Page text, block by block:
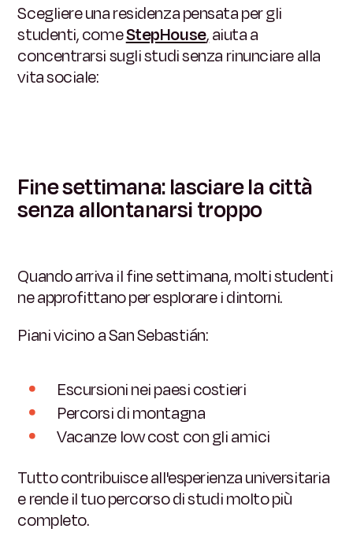
Scegliere una residenza pensata per gli
studenti, comeStepHouse,aiuta a
concentrarsi sugli studi senza rinunciare alla
vita sociale:
Fine settimana: lasciare la città
senza allontanarsi troppo
Quando arriva il fine settimana, molti studenti
ne approfittano per esplorare i dintorni.
Piani vicino a San Sebastián:
Escursioni nei paesi costieri
Percorsi di montagna
Vacanze low cost con gli amici
Tutto contribuisce all'esperienza universitaria
e rende il tuo percorso di studi molto più
completo.